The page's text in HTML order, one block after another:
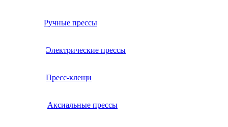
Ручные прессы
Электрические прессы
Пресс-клещи
Аксиальные прессы